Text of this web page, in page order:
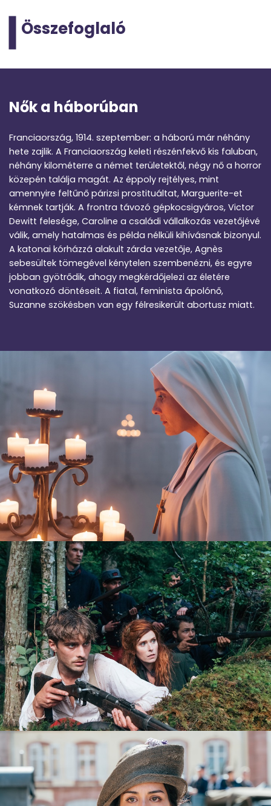
Összefoglaló
Nők a háborúban
Franciaország, 1914. szeptember: a háború már néhány
hete zajlik. A Franciaország keleti részénfekvő kis faluban,
néhány kilométerre a német területektől, négy nő a horror
közepén találja magát. Az éppoly rejtélyes, mint
amennyire feltűnő párizsi prostituáltat, Marguerite-et
kémnek tartják. A frontra távozó gépkocsigyáros, Victor
Dewitt felesége, Caroline a családi vállalkozás vezetőjévé
válik, amely hatalmas és példa nélküli kihívásnak bizonyul.
A katonai kórházzá alakult zárda vezetője, Agnès
sebesültek tömegével kénytelen szembenézni, és egyre
jobban gyötrődik, ahogy megkérdőjelezi az életére
vonatkozó döntéseit. A fiatal, feminista ápolónő,
Suzanne szökésben van egy félresikerült abortusz miatt.